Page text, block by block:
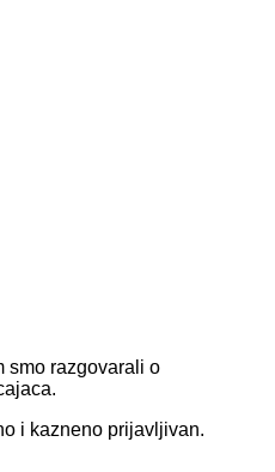
smo razgovarali o
i kazneno prijavljivan.